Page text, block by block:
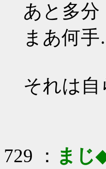
あと多分
まあ何
それは
729 ： まじ